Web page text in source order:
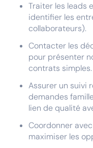
Traiter les leads
identifier les
collaborateurs).
Contacter les
pour présenter
contrats simples.
Assurer un suivi
demandes
lien de qualité
Coordonner
maximiser les